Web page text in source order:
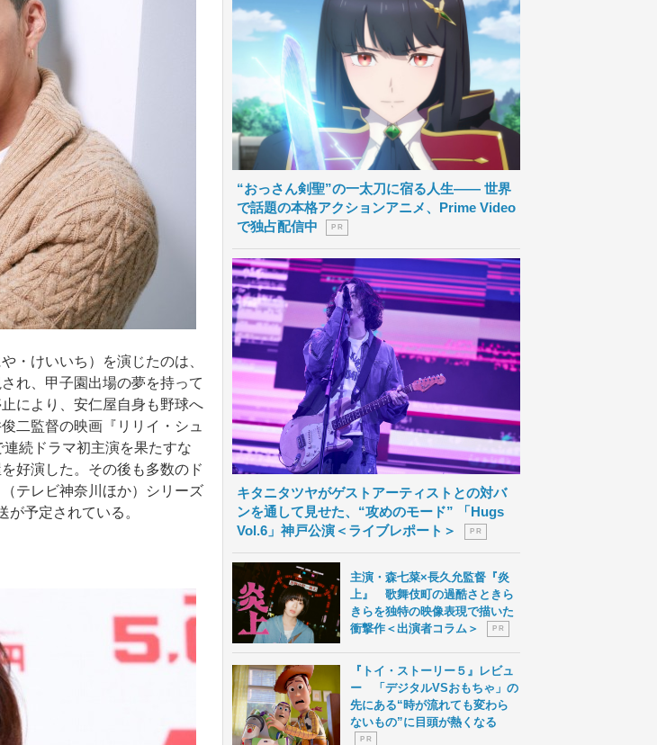
・けいいち）を演じたのは、
れ、甲子園出場の夢を持って
により、安仁屋自身も野球へ
二監督の映画『リリイ・シュ
続ドラマ初主演を果たすな
好演した。その後も多数のド
テレビ神奈川ほか）シリーズ
予定されている。
“おっさん剣聖”の一太刀に宿る人生―― 世界
で話題の本格アクションアニメ、Prime Video
で独占配信中
P R
キタニタツヤがゲストアーティストとの対バ
ンを通して見せた、“攻めのモード” 「Hugs
Vol.6」神戸公演＜ライブレポート＞
P R
主演・森七菜×長久允監督『炎
上』 歌舞伎町の過酷さときら
きらを独特の映像表現で描いた
衝撃作＜出演者コラム＞
P R
『トイ・ストーリー５』レビュ
ー 「デジタルVSおもちゃ」の
先にある“時が流れても変わら
ないもの”に目頭が熱くなる
P R